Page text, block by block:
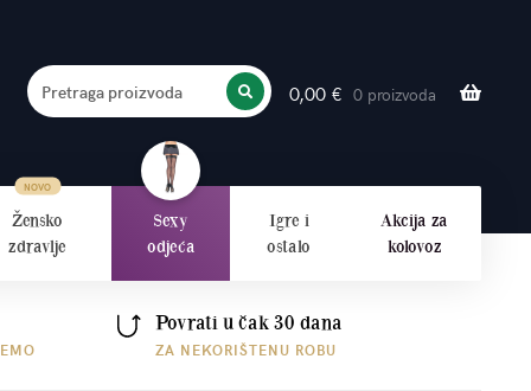
0,00 € 0 proizvoda
Pretraga proizvoda
PRETRAŽITE
Žensko
zdravlje
Sexy
odjeća
Igre i
ostalo
Akcija za
kolovoz
Povrati u čak 30 dana
ZA NEKORIŠTENU ROBU